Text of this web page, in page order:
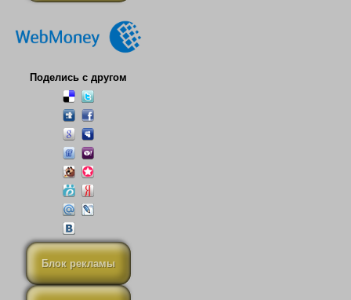
Поделись с другом
Блок рекламы